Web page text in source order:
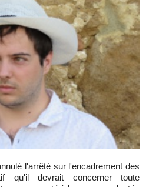
l'arrêté sur l'encadrement des
qu'il devrait concerner toute